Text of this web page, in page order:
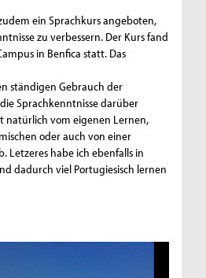
ein Sprachkurs angeboten,
zu verbessern. Der Kurs fand
in Benfica statt. Das
ständigen Gebrauch der
Sprachkenntnisse darüber
natürlich vom eigenen Lernen,
oder auch von einer
Letzeres habe ich ebenfalls in
dadurch viel Portugiesisch lernen